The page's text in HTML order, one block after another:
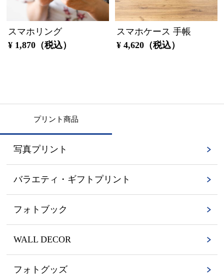
スマホリング
¥ 1,870（税込）
スマホケース 手帳
¥ 4,620（税込）
プリント商品
写真プリント
バラエティ・ギフトプリント
フォトブック
WALL DECOR
フォトグッズ